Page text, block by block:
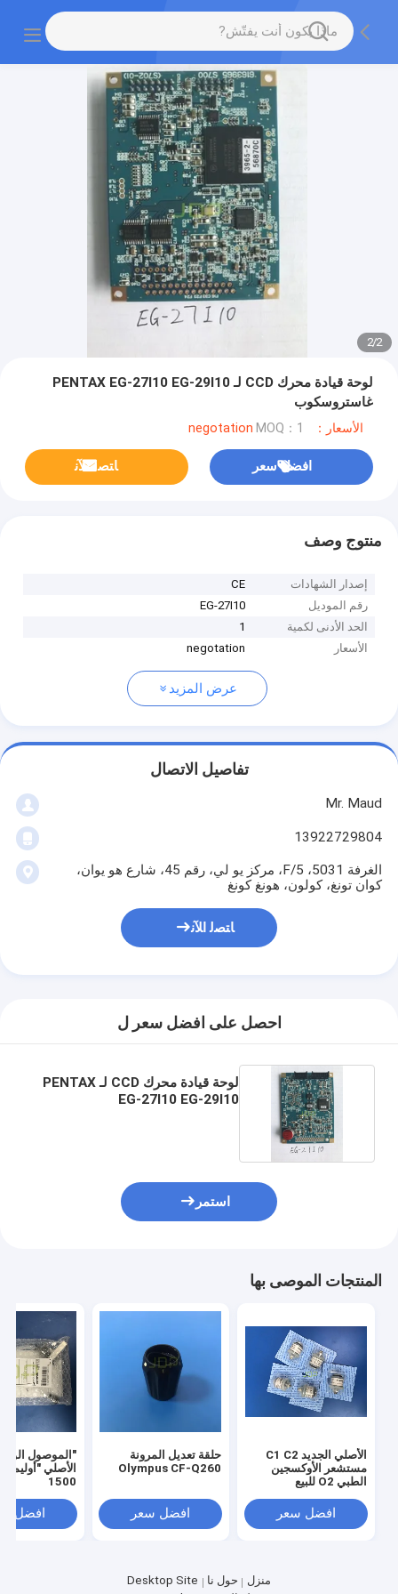
2
/
2
لوحة قيادة محرك CCD لـ PENTAX EG-27I10 EG-29I10
غاستروسكوب
الأسعار：negotation MOQ：1
افضل سعر ﺎﺘﺼﻟ ﺍﻶﻧ
منتوج وصف
إصدار الشهادات
CE
رقم الموديل
EG-27I10
الحد الأدنى لكمية
1
الأسعار
negotation
عرض المزيد
تفاصيل الاتصال
Mr. Maud
13922729804
الغرفة 5031، 5/F، مركز يو لي، رقم 45، شارع هو يوان،
كوان تونغ، كولون، هونغ كونغ
ﺎﺘﺼﻟ ﺍﻶﻧ
احصل على افضل سعر ل
لوحة قيادة محرك CCD لـ PENTAX
EG-27I10 EG-29I10
استمر
المنتجات الموصى بها
الأصلي الجديد C1 C2
مستشعر الأوكسجين
الطبي O2 للبيع
افضل سعر
حلقة تعديل المرونة
Olympus CF-Q260
افضل سعر
"الموصول
1500
افضل
منزل حول نا
Desktop Site